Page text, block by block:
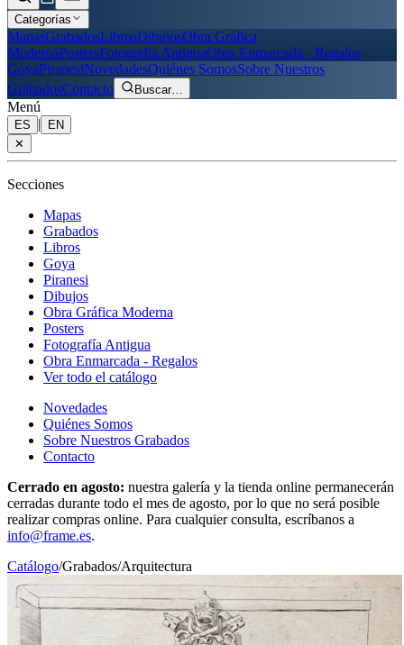
Categorías
MapasGrabadosLibrosDibujosObra Gráfica
ModernaPostersFotografía AntiguaObra Enmarcada - Regalos
GoyaPiranesiNovedadesQuiénes SomosSobre Nuestros
GrabadosContacto Buscar…
Menú
ES |
EN
✕
Secciones
Mapas
Grabados
Libros
Goya
Piranesi
Dibujos
Obra Gráfica Moderna
Posters
Fotografía Antigua
Obra Enmarcada - Regalos
Ver todo el catálogo
Novedades
Quiénes Somos
Sobre Nuestros Grabados
Contacto
Cerrado en agosto: nuestra galería y la tienda online permanecerán
cerradas durante todo el mes de agosto, por lo que no será posible
realizar compras online. Para cualquier consulta, escríbanos a
info@frame.es.
Catálogo/Grabados/Arquitectura